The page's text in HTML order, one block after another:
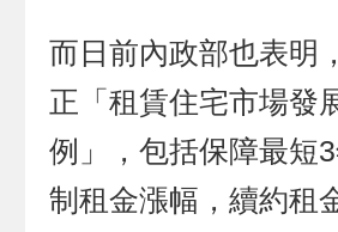
而日前內政部也表明
正「租賃住宅市場發
例」，包括保障最短
制租金漲幅，續約租